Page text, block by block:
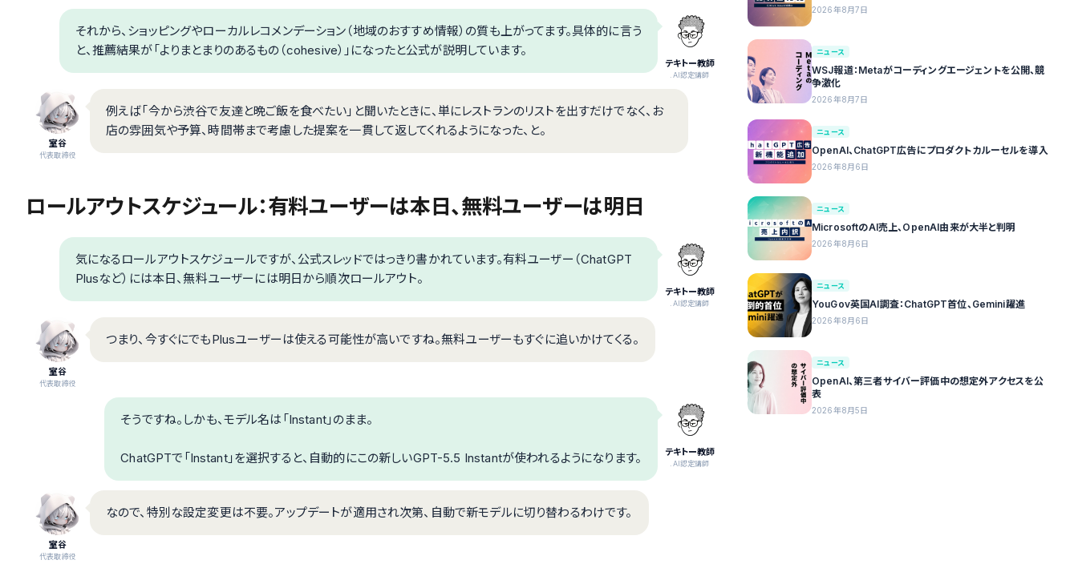
テキトー教師
.AI認定講師
それから、ショッピングやローカルレコメンデーション（地域のおすすめ情報）の質も上がってます。具体的に言う
と、推薦結果が「よりまとまりのあるもの（cohesive）」になったと公式が説明しています。
室谷
代表取締役
例えば「今から渋谷で友達と晩ご飯を食べたい」と聞いたときに、単にレストランのリストを出すだけでなく、お
店の雰囲気や予算、時間帯まで考慮した提案を一貫して返してくれるようになった、と。
ロールアウトスケジュール：有料ユーザーは本日、無料ユーザーは明日
テキトー教師
.AI認定講師
気になるロールアウトスケジュールですが、公式スレッドではっきり書かれています。有料ユーザー（ChatGPT
Plusなど）には本日、無料ユーザーには明日から順次ロールアウト。
室谷
代表取締役
つまり、今すぐにでもPlusユーザーは使える可能性が高いですね。無料ユーザーもすぐに追いかけてくる。
テキトー教師
.AI認定講師
そうですね。しかも、モデル名は「Instant」のまま。
ChatGPTで「Instant」を選択すると、自動的にこの新しいGPT-5.5 Instantが使われるようになります。
室谷
代表取締役
なので、特別な設定変更は不要。アップデートが適用され次第、自動で新モデルに切り替わるわけです。
2026年8月7日
ニュース
WSJ報道：Metaがコーディングエージェントを公開、競
争激化
2026年8月7日
ニュース
OpenAI、ChatGPT広告にプロダクトカルーセルを導入
2026年8月6日
ニュース
MicrosoftのAI売上、OpenAI由来が大半と判明
2026年8月6日
ニュース
YouGov英国AI調査：ChatGPT首位、Gemini躍進
2026年8月6日
ニュース
OpenAI、第三者サイバー評価中の想定外アクセスを公
表
2026年8月5日